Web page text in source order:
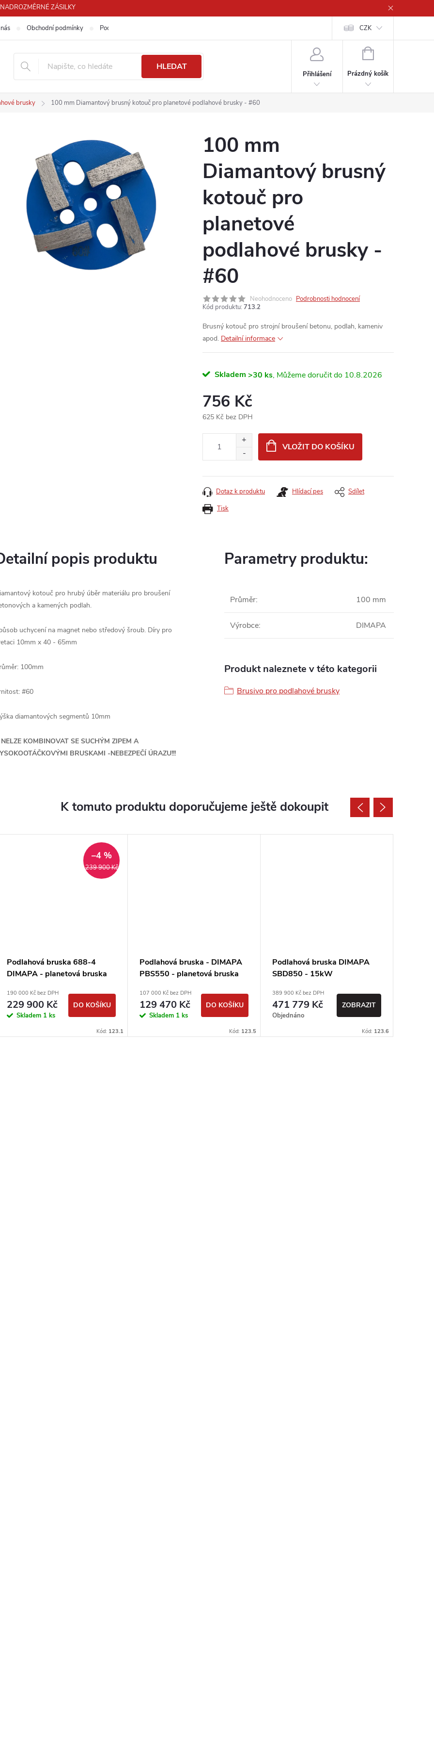
ZÁSILKY
Obchodní podmínky Podmínky ochrany osobních údajů CZK
HLEDAT
Přihlášení
NÁKUPNÍ
Prázdný košík
brusky 100 mm Diamantový brusný kotouč pro planetové podlahové brusky - #60
100 mm
Diamantový brusný
kotouč pro
planetové
podlahové brusky -
#60
Neohodnoceno Podrobnosti hodnocení
Kód produktu: 713.2
Brusný kotouč pro strojní broušení betonu, podlah, kameniv
apod. Detailní informace
Skladem >30 ks 10.8.2026
756 Kč
625 Kč bez DPH
VLOŽIT DO KOŠÍKU
Tisk
Dotaz k produktu Hlídací pes Sdílet
popis produktu
kotouč pro hrubý úběr materiálu pro broušení
a kamených podlah.
uchycení na magnet nebo středový šroub. Díry pro
10mm x 40 - 65mm
100mm
#60
diamantových segmentů 10mm
NELZE KOMBINOVAT SE SUCHÝM ZIPEM A
BRUSKAMI -NEBEZPEČÍ ÚRAZU!!!
Parametry produktu:
Průměr: 100 mm
Výrobce: DIMAPA
Produkt naleznete v této kategorii
Brusivo pro podlahové brusky
K tomuto produktu doporučujeme ještě dokoupit
239 900 Kč
–4 %
Podlahová bruska 688-4
DIMAPA - planetová bruska
190 000 Kč bez DPH
229 900 Kč
Skladem 1 ks
DO KOŠÍKU
Kód: 123.1
Podlahová bruska - DIMAPA
PBS550 - planetová bruska
107 000 Kč bez DPH
129 470 Kč
Skladem 1 ks
DO KOŠÍKU
Kód: 123.5
Podlahová bruska DIMAPA
SBD850 - 15kW
389 900 Kč bez DPH
471 779 Kč
Objednáno
ZOBRAZIT
Kód: 123.6